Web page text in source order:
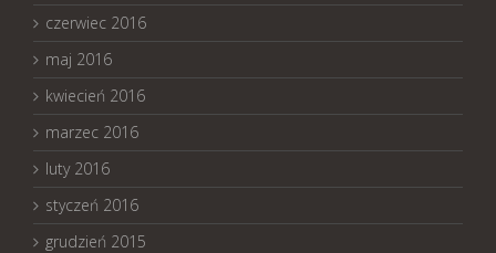
czerwiec 2016
maj 2016
kwiecień 2016
marzec 2016
luty 2016
styczeń 2016
grudzień 2015